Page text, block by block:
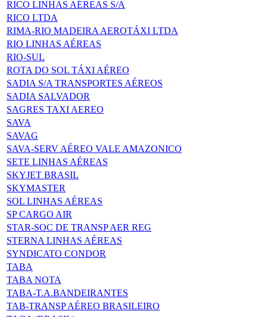
RICO LINHAS AÉREAS S/A
RICO LTDA
RIMA-RIO MADEIRA AEROTÁXI LTDA
RIO LINHAS AÉREAS
RIO-SUL
ROTA DO SOL TÁXI AÉREO
SADIA S/A TRANSPORTES AÉREOS
SADIA SALVADOR
SAGRES TAXI AEREO
SAVA
SAVAG
SAVA-SERV AÉREO VALE AMAZONICO
SETE LINHAS AÉREAS
SKYJET BRASIL
SKYMASTER
SOL LINHAS AÉREAS
SP CARGO AIR
STAR-SOC DE TRANSP AER REG
STERNA LINHAS AÉREAS
SYNDICATO CONDOR
TABA
TABA NOTA
TABA-T.A.BANDEIRANTES
TAB-TRANSP AÉREO BRASILEIRO